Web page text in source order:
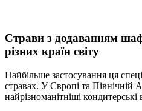
Страви з додаванням
різних країн світу
Найбільше застосування ця
стравах. У Європі та Північній
найрізноманітніші кондитерські